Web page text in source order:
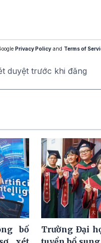
Privacy Policy and Terms of
duyệt trước khi đăng
bố
Trường Đại